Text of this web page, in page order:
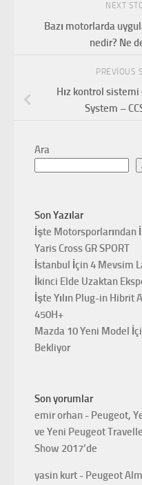
NEXT
Bazı motorlarda
nedir? Ne
PREVIOUS
Hız kontrol sistemi
System –
Ara
Son Yazılar
İşte Motorsporlarından
Yaris Cross GR SPORT
İstanbul İçin 4 Mevsim
İkinci Elde Uzaktan
İşte Yılın Plug-in Hibrit
450H+
Mazda 10 Yeni Model
Bekliyor
Son yorumlar
emir orhan - Peugeot,
ve Yeni Peugeot
Show 2017’de
yasin kurt - Peugeot